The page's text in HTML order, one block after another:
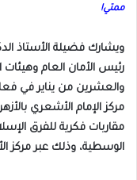
ممتي!
ويشارك فضيلة الأستاذ
رئيس الأمان العام وهيئات
والعشرين من يناير في
مركز الإمام الأشعري
مقاربات فكرية للفرق
الوسطية، وذلك عبر مركز